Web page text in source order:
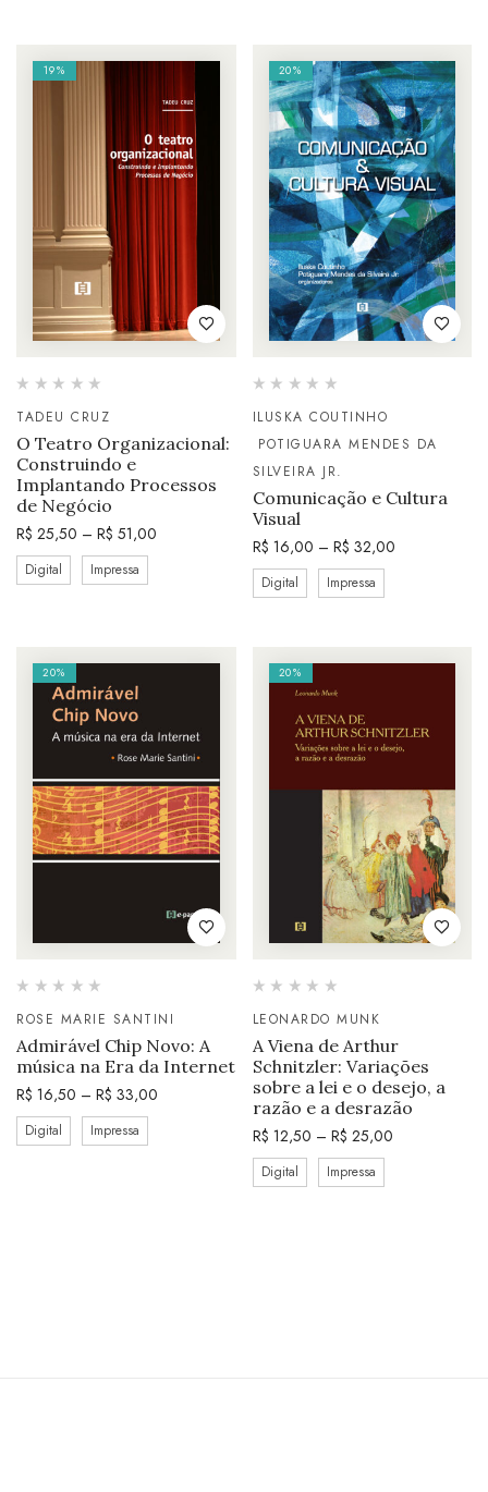
19%
TADEU CRUZ
O Teatro Organizacional:
Construindo e
Implantando Processos
de Negócio
R$ 25,50 – R$ 51,00
Digital Impressa
20%
ILUSKA COUTINHO
POTIGUARA MENDES DA
SILVEIRA JR.
Comunicação e Cultura
Visual
R$ 16,00 – R$ 32,00
Digital Impressa
20%
ROSE MARIE SANTINI
Admirável Chip Novo: A
música na Era da Internet
R$ 16,50 – R$ 33,00
Digital Impressa
20%
LEONARDO MUNK
A Viena de Arthur
Schnitzler: Variações
sobre a lei e o desejo, a
razão e a desrazão
R$ 12,50 – R$ 25,00
Digital Impressa